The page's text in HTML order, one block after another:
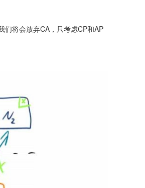
们将会放弃CA，只考虑CP和AP